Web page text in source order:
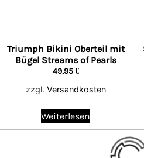
Triumph Bikini Oberteil mit
Bügel Streams of Pearls
49,95€
zzgl. Versandkosten
Weiterlesen